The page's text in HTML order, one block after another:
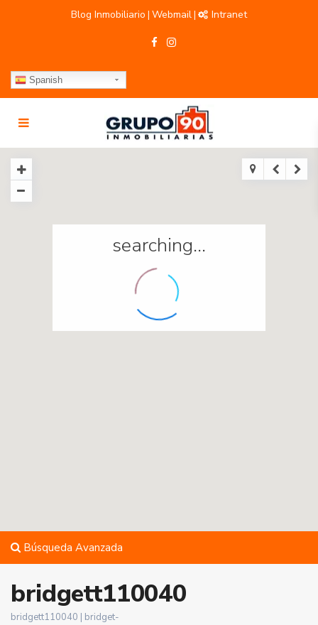
Blog Inmobiliario | Webmail| Intranet
Spanish
searching...
Búsqueda Avanzada
bridgett110040
bridgett110040 | bridget-